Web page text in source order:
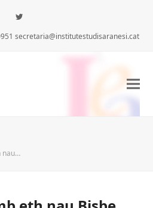
Twitter
secretaria@institutestudisaranesi.cat
nau…